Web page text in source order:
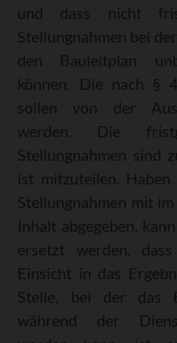
und dass nicht
Stellungnahmen bei
den Bauleitplan
können. Die nach §
sollen von der
werden. Die
Stellungnahmen sind
ist mitzuteilen.
Stellungnahmen mit
Inhalt abgegeben,
ersetzt werden,
Einsicht in das
Stelle, bei der das
während der